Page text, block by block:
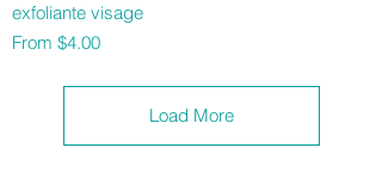
exfoliante visage
From $4.00
Sale Price
Load More